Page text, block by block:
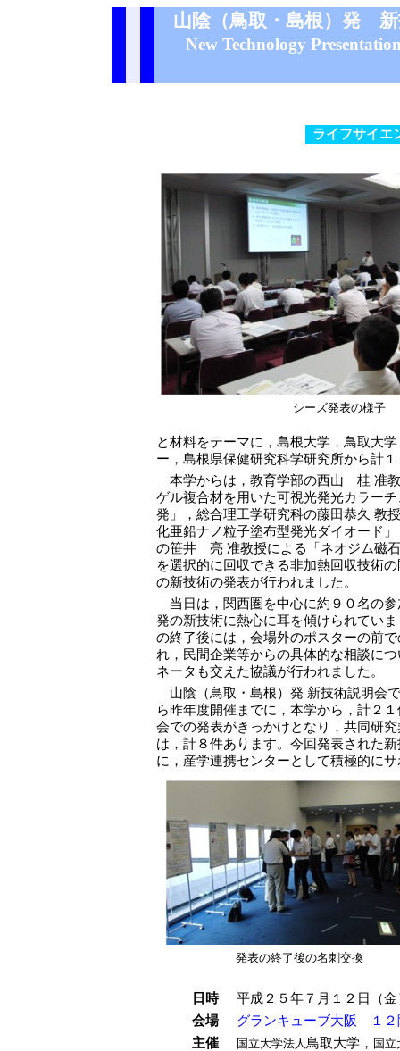
山陰（鳥取・島根）発
New Technology
ライフサイエ
シーズ発表の様子
と材料をテーマに，島根大学，鳥取大
ー，島根県保健研究科学研究所から計
本学からは，教育学部の西山 桂 准
ゲル複合材を用いた可視光発光カラー
発」，総合理工学研究科の藤田恭久 教
化亜鉛ナノ粒子塗布型発光ダイオード
の笹井 亮 准教授による「ネオジム磁
を選択的に回収できる非加熱回収技術
の新技術の発表が行われました。
当日は，関西圏を中心に約９０名の
発の新技術に熱心に耳を傾けられてい
の終了後には，会場外のポスターの前
れ，民間企業等からの具体的な相談に
ネータも交えた協議が行われました。
山陰（鳥取・島根）発 新技術説明会
ら昨年度開催までに，本学から，計２
会での発表がきっかけとなり，共同研
は，計８件あります。今回発表された
に，産学連携センターとして積極的に
発表の終了後の名刺交換
日時
平成２５年７月１２日（
会場
グランキューブ大阪 １２
主催
国立大学法人 鳥取大学， 国立